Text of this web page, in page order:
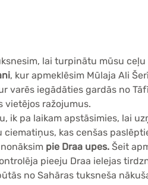
lai turpinātu mūsu ceļu
, kur apmeklēsim Mūlaja Ali
varēs iegādāties gardās no
vietējos ražojumus.
ik pa laikam apstāsimies, lai
ciematiņus, kas cenšas
pie Draa upes. Šeit
pieeju Draa ielejas
no Sahāras tuksneša